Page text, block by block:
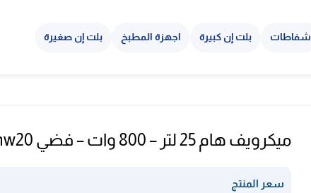
شفاطات بلت إن كبيرة اجهزة المطبخ بلت إن صغيرة
ميكرويف هام 25 لتر – 800 وات – فضي Hm25bmw20
سعر المنتج